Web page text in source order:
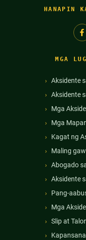
HANAPIN
MGA
Aksidente
Aksidente
Mga
Mga
Kagat ng
Maling
Abogado
Aksidente
Pang-
Mga
Slip at